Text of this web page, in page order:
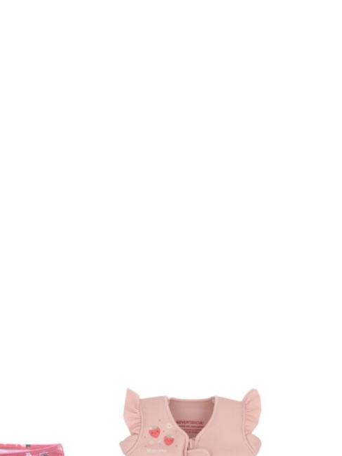
Este
producto
tiene